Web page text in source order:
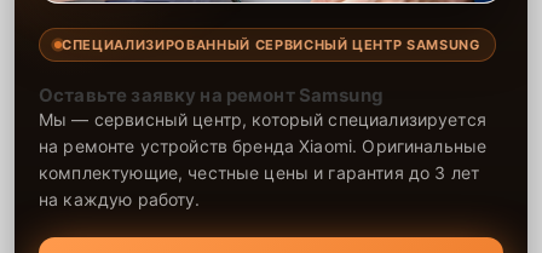
СПЕЦИАЛИЗИРОВАННЫЙ СЕРВИСНЫЙ ЦЕНТР SAMSUNG
Оставьте заявку на ремонт Samsung
Мы — сервисный центр, который специализируется
на ремонте устройств бренда Xiaomi. Оригинальные
комплектующие, честные цены и гарантия до 3 лет
на каждую работу.